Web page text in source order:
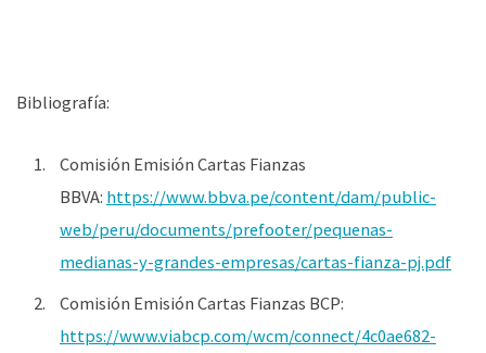
Bibliografía:
Comisión Emisión Cartas Fianzas
BBVA: https://www.bbva.pe/content/dam/public-
web/peru/documents/prefooter/pequenas-
medianas-y-grandes-empresas/cartas-fianza-pj.pdf
Comisión Emisión Cartas Fianzas BCP:
https://www.viabcp.com/wcm/connect/4c0ae682-